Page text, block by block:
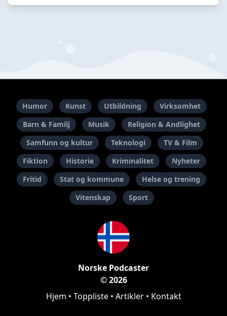
Humor Kunst Utbildning
Virksomhet
Barn & Familj
Musik
Religion & Andlighet
Samfunn og kultur
Teknologi
TV & Film
Fiktion
Historie Kriminalitet
Nyheter
Fritid
Stat og kommune
Helse og trening
Vitenskap
Sport
Norske Podcaster
© 2026
Hjem • Toppliste• Artikler• Kontakt